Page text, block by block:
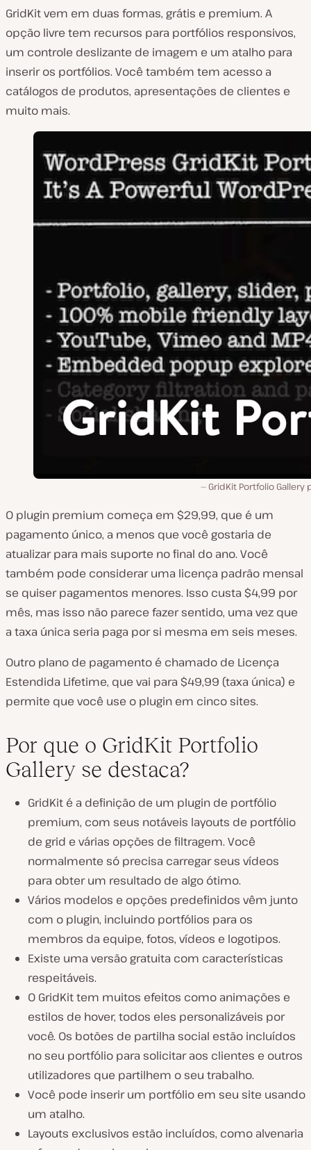
GridKit vem em duas formas, grátis e premium. A
opção livre tem recursos para portfólios responsivos,
um controle deslizante de imagem e um atalho para
inserir os portfólios. Você também tem acesso a
catálogos de produtos, apresentações de clientes e
muito mais.
GridKit Portfolio Gallery
O plugin premium começa em $29,99, que é um
pagamento único, a menos que você gostaria de
atualizar para mais suporte no final do ano. Você
também pode considerar uma licença padrão mensal
se quiser pagamentos menores. Isso custa $4,99 por
mês, mas isso não parece fazer sentido, uma vez que
a taxa única seria paga por si mesma em seis meses.
Outro plano de pagamento é chamado de Licença
Estendida Lifetime, que vai para $49,99 (taxa única) e
permite que você use o plugin em cinco sites.
Por que o GridKit Portfolio
Gallery se destaca?
GridKit é a definição de um plugin de portfólio
premium, com seus notáveis layouts de portfólio
de grid e várias opções de filtragem. Você
normalmente só precisa carregar seus vídeos
para obter um resultado de algo ótimo.
Vários modelos e opções predefinidos vêm junto
com o plugin, incluindo portfólios para os
membros da equipe, fotos, vídeos e logotipos.
Existe uma versão gratuita com características
respeitáveis.
O GridKit tem muitos efeitos como animações e
estilos de hover, todos eles personalizáveis por
você. Os botões de partilha social estão incluídos
no seu portfólio para solicitar aos clientes e outros
utilizadores que partilhem o seu trabalho.
Você pode inserir um portfólio em seu site usando
um atalho.
Layouts exclusivos estão incluídos, como alvenaria